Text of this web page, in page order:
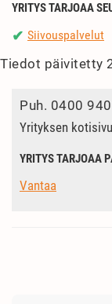
YRITYS TARJOAA
✔ Siivouspalvelut
Tiedot päivitetty
Puh. 0400
Yrityksen
YRITYS TARJOAA
Vantaa